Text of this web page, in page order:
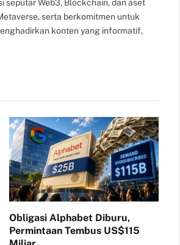
Web3, Blockchain, dan aset
serta berkomitmen untuk
konten yang informatif,
Obligasi Alphabet Diburu,
Permintaan Tembus US$115